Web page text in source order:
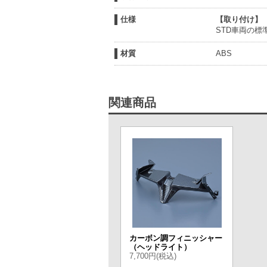
仕様
【取り付け】
STD車両の標
材質 ABS
関連商品
カーボン調フィニッシャー
（ヘッドライト）
7,700円(税込)